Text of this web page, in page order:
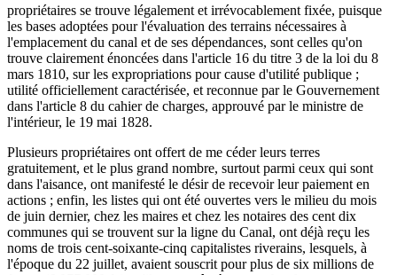
propriétaires se trouve légalement et irrévocablement fixée, puisque
les bases adoptées pour l'évaluation des terrains nécessaires à
l'emplacement du canal et de ses dépendances, sont celles qu'on
trouve clairement énoncées dans l'article 16 du titre 3 de la loi du 8
mars 1810, sur les expropriations pour cause d'utilité publique ;
utilité officiellement caractérisée, et reconnue par le Gouvernement
dans l'article 8 du cahier de charges, approuvé par le ministre de
l'intérieur, le 19 mai 1828.
Plusieurs propriétaires ont offert de me céder leurs terres
gratuitement, et le plus grand nombre, surtout parmi ceux qui sont
dans l'aisance, ont manifesté le désir de recevoir leur paiement en
actions ; enfin, les listes qui ont été ouvertes vers le milieu du mois
de juin dernier, chez les maires et chez les notaires des cent dix
communes qui se trouvent sur la ligne du Canal, ont déjà reçu les
noms de trois cent-soixante-cinq capitalistes riverains, lesquels, à
l'époque du 22 juillet, avaient souscrit pour plus de six millions de